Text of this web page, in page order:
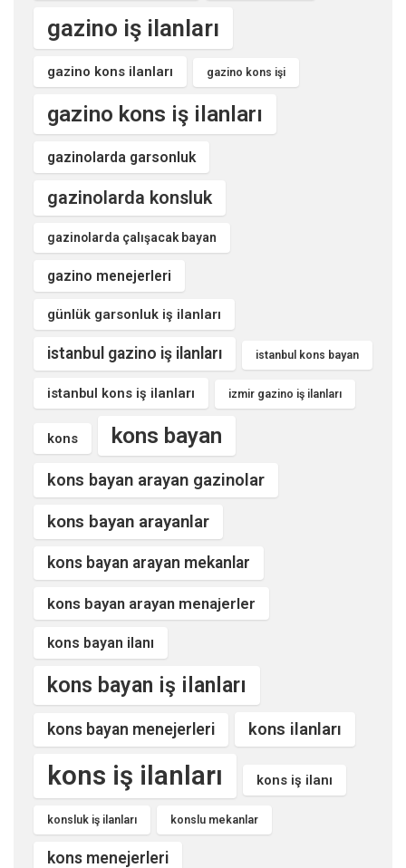
gazino iş ilanları
gazino kons ilanları gazino kons işi
gazino kons iş ilanları
gazinolarda garsonluk
gazinolarda konsluk
gazinolarda çalışacak bayan
gazino menejerleri
günlük garsonluk iş ilanları
istanbul gazino iş ilanları istanbul kons bayan
istanbul kons iş ilanları izmir gazino iş ilanları
kons kons bayan
kons bayan arayan gazinolar
kons bayan arayanlar
kons bayan arayan mekanlar
kons bayan arayan menajerler
kons bayan ilanı
kons bayan iş ilanları
kons bayan menejerleri kons ilanları
kons iş ilanları kons iş ilanı
konsluk iş ilanları konslu mekanlar
kons menejerleri